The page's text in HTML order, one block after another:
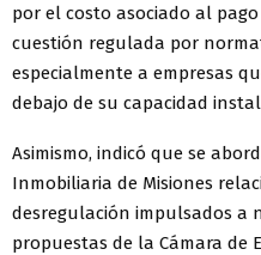
por el costo asociado al
cuestión regulada por
especialmente a empresas
debajo de su capacidad
Asimismo, indicó que se
Inmobiliaria de Misiones
desregulación impulsados a
propuestas de la Cámara de